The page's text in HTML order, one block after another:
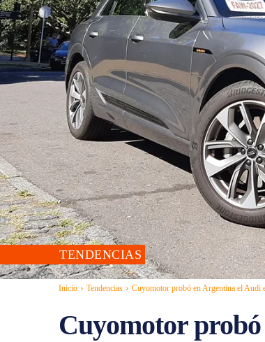
TENDENCIAS
Inicio Tendencias Cuyomotor probó en Argentina el Audi
Cuyomotor